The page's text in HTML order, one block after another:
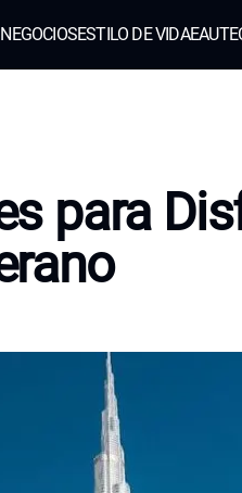
NEGOCIOSESTILO DE VIDAEAU
para